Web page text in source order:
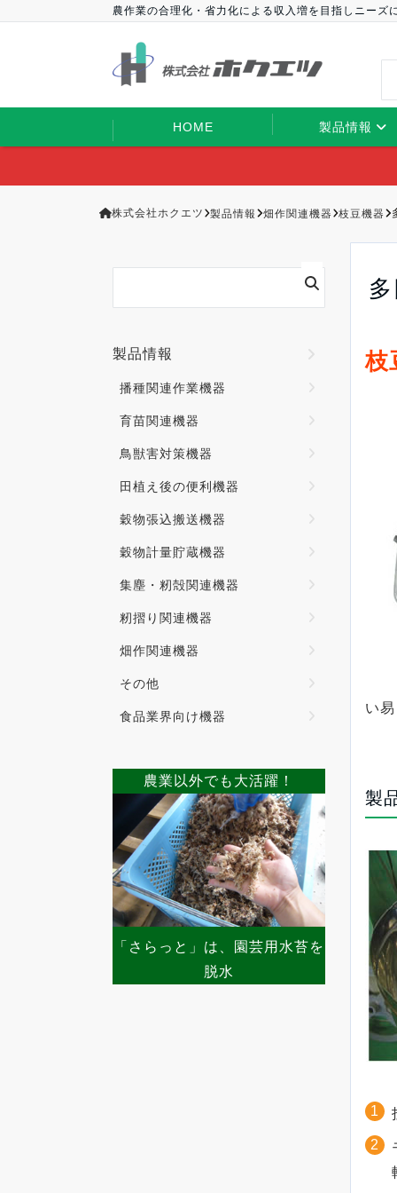
農作業の合理化・省力化による収入増を目指しニー
HOME 製品情報
株式会社ホクエツ 製品情報 畑作関連機器 枝豆機器
枝
い
製
製品情報
播種関連作業機器
育苗関連機器
鳥獣害対策機器
田植え後の便利機器
穀物張込搬送機器
穀物計量貯蔵機器
集塵・籾殻関連機器
籾摺り関連機器
畑作関連機器
その他
食品業界向け機器
農業以外でも大活躍！
「さらっと」は、園芸用水苔を
脱水